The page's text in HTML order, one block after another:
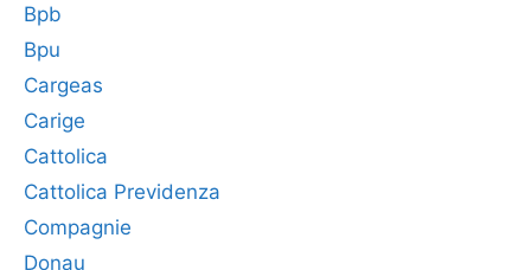
Bpb
Bpu
Cargeas
Carige
Cattolica
Cattolica Previdenza
Compagnie
Donau